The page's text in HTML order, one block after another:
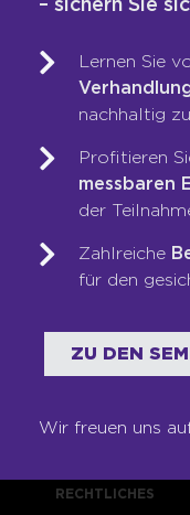
Training &
LOOP-
WER WIR SIND
Franchise
Shop
RECHTLICHES
Lernen Sie
nachhaltig
Profitieren
messbaren
der
Zahlreiche
für den
ZU DEN
Wir freuen uns